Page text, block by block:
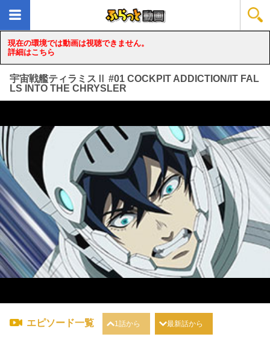
現在の環境では動画は視聴できません。
詳細はこちら
宇宙戦艦ティラミスⅡ #01 COCKPIT ADDICTION/IT FAL
LS INTO THE CHRYSLER
loading...
エピソード一覧 1話から 最新話から